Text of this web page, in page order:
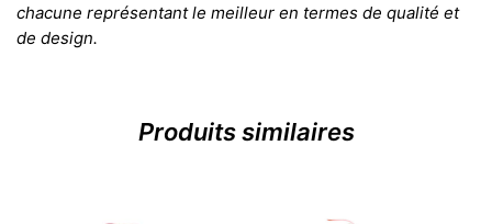
chacune représentant le meilleur en termes de qualité et
de design.
Produits similaires